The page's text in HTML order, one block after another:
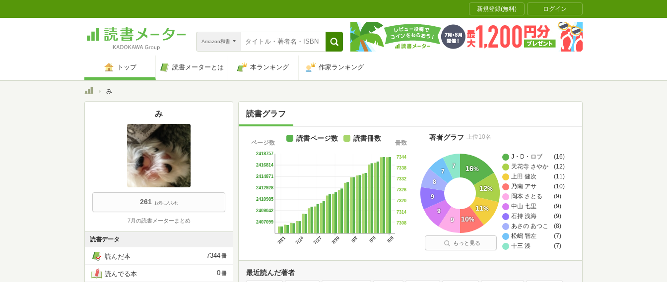
新規登録(無料) ログイン
Amazon和書
トップ 読書メーターとは 本ランキング 作家ランキング
トップ
み
読書グラフ
7/21 7/24 7/27 7/30 8/2 8/5 8/8
2407099
2409042
2410985
2412928
2414871
2416814
2418757
ページ数
7308
7314
7320
7326
7332
7338
7344
冊数
読書ページ数 読書冊数
J・D・ロブ
(16)
天花寺 さやか
(12)
上田 健次
(11)
乃南 アサ
(10)
岡本 さとる
(9)
中山 七里
(9)
石持 浅海
(9)
あさの あつこ
(8)
松嶋 智左
(7)
十三 湊
(7)
16%
12%
11%
10%
9
9
9
8
7
7
著者グラフ 上位10名
もっと見る
最近読んだ著者
み
261 お気に入られ
7月の読書メーターまとめ
読書データ
読んだ本 7344冊
読んでる本 0冊